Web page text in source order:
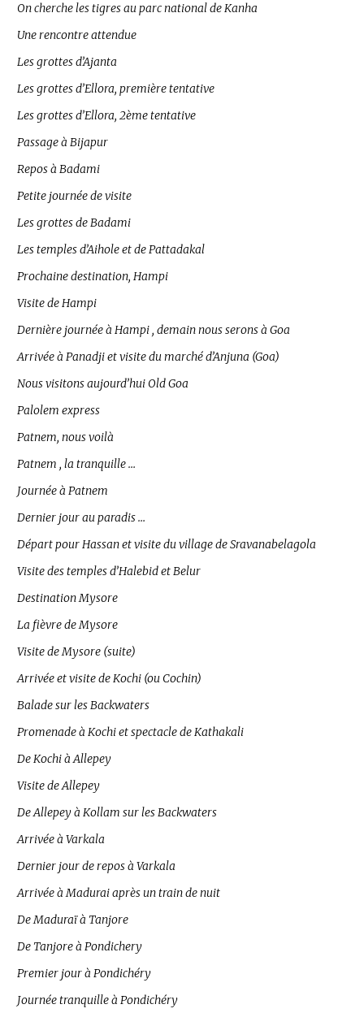
On cherche les tigres au parc national de Kanha
Une rencontre attendue
Les grottes d’Ajanta
Les grottes d’Ellora, première tentative
Les grottes d’Ellora, 2ème tentative
Passage à Bijapur
Repos à Badami
Petite journée de visite
Les grottes de Badami
Les temples d’Aihole et de Pattadakal
Prochaine destination, Hampi
Visite de Hampi
Dernière journée à Hampi , demain nous serons à Goa
Arrivée à Panadji et visite du marché d’Anjuna (Goa)
Nous visitons aujourd’hui Old Goa
Palolem express
Patnem, nous voilà
Patnem , la tranquille …
Journée à Patnem
Dernier jour au paradis …
Départ pour Hassan et visite du village de Sravanabelagola
Visite des temples d’Halebid et Belur
Destination Mysore
La fièvre de Mysore
Visite de Mysore (suite)
Arrivée et visite de Kochi (ou Cochin)
Balade sur les Backwaters
Promenade à Kochi et spectacle de Kathakali
De Kochi à Allepey
Visite de Allepey
De Allepey à Kollam sur les Backwaters
Arrivée à Varkala
Dernier jour de repos à Varkala
Arrivée à Madurai après un train de nuit
De Maduraï à Tanjore
De Tanjore à Pondichery
Premier jour à Pondichéry
Journée tranquille à Pondichéry